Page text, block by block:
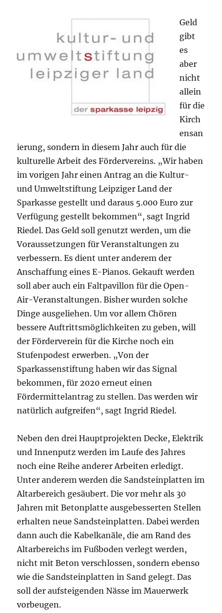
Geld
gibt
es
aber
nicht
allein
für die
Kirch
ensan
ierung, sondern in diesem Jahr auch für die
kulturelle Arbeit des Fördervereins. „Wir haben
im vorigen Jahr einen Antrag an die Kultur-
und Umweltstiftung Leipziger Land der
Sparkasse gestellt und daraus 5.000 Euro zur
Verfügung gestellt bekommen“, sagt Ingrid
Riedel. Das Geld soll genutzt werden, um die
Voraussetzungen für Veranstaltungen zu
verbessern. Es dient unter anderem der
Anschaffung eines E-Pianos. Gekauft werden
soll aber auch ein Faltpavillon für die Open-
Air-Veranstaltungen. Bisher wurden solche
Dinge ausgeliehen. Um vor allem Chören
bessere Auftrittsmöglichkeiten zu geben, will
der Förderverein für die Kirche noch ein
Stufenpodest erwerben. „Von der
Sparkassenstiftung haben wir das Signal
bekommen, für 2020 erneut einen
Fördermittelantrag zu stellen. Das werden wir
natürlich aufgreifen“, sagt Ingrid Riedel.
Neben den drei Hauptprojekten Decke, Elektrik
und Innenputz werden im Laufe des Jahres
noch eine Reihe anderer Arbeiten erledigt.
Unter anderem werden die Sandsteinplatten im
Altarbereich gesäubert. Die vor mehr als 30
Jahren mit Betonplatte ausgebesserten Stellen
erhalten neue Sandsteinplatten. Dabei werden
dann auch die Kabelkanäle, die am Rand des
Altarbereichs im Fußboden verlegt werden,
nicht mit Beton verschlossen, sondern ebenso
wie die Sandsteinplatten in Sand gelegt. Das
soll der aufsteigenden Nässe im Mauerwerk
vorbeugen.